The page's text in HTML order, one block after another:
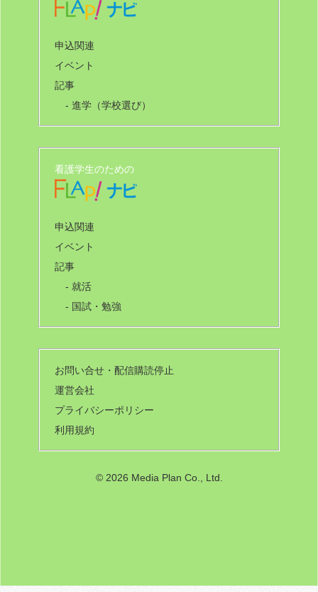
申込関連
イベント
記事
- 進学（学校選び）
看護学生のための
申込関連
イベント
記事
- 就活
- 国試・勉強
お問い合せ・配信購読停止
運営会社
プライバシーポリシー
利用規約
© 2026 Media Plan Co., Ltd.